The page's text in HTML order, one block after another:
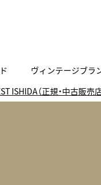
C D E
ヴィンテージブラ
表メッセージ
お問い合わせ
ISHIDA（正規・中古販売店